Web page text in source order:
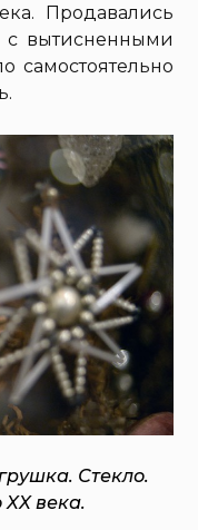
Продавались
с вытисненными
самостоятельно
Стекло.
века.